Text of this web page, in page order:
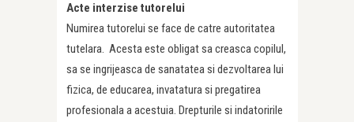
Acte interzise tutorelui
Numirea tutorelui se face de catre autoritatea
tutelara. Acesta este obligat sa creasca copilul,
sa se ingrijeasca de sanatatea si dezvoltarea lui
fizica, de educarea, invatatura si pregatirea
profesionala a acestuia. Drepturile si indatoririle